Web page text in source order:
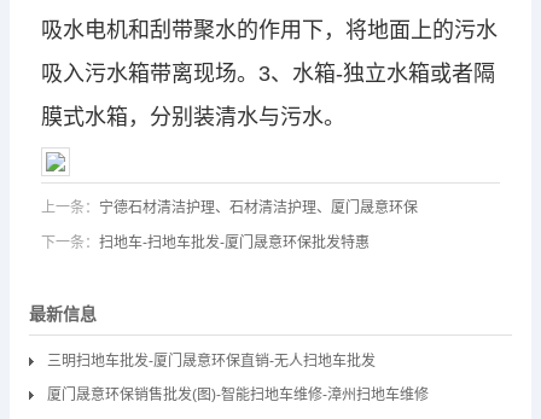
吸水电机和刮带聚水的作用下，将地面上的污水
吸入污水箱带离现场。3、水箱-独立水箱或者隔
膜式水箱，分别装清水与污水。
上一条： 宁德石材清洁护理、石材清洁护理、厦门晟意环保
下一条： 扫地车-扫地车批发-厦门晟意环保批发特惠
最新信息
三明扫地车批发-厦门晟意环保直销-无人扫地车批发
厦门晟意环保销售批发(图)-智能扫地车维修-漳州扫地车维修